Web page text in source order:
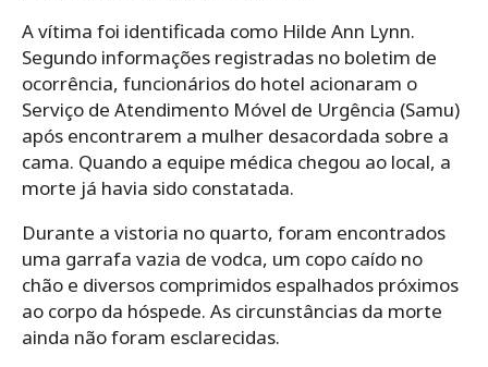
A vítima foi identificada como Hilde Ann Lynn.
Segundo informações registradas no boletim de
ocorrência, funcionários do hotel acionaram o
Serviço de Atendimento Móvel de Urgência (Samu)
após encontrarem a mulher desacordada sobre a
cama. Quando a equipe médica chegou ao local, a
morte já havia sido constatada.
Durante a vistoria no quarto, foram encontrados
uma garrafa vazia de vodca, um copo caído no
chão e diversos comprimidos espalhados próximos
ao corpo da hóspede. As circunstâncias da morte
ainda não foram esclarecidas.